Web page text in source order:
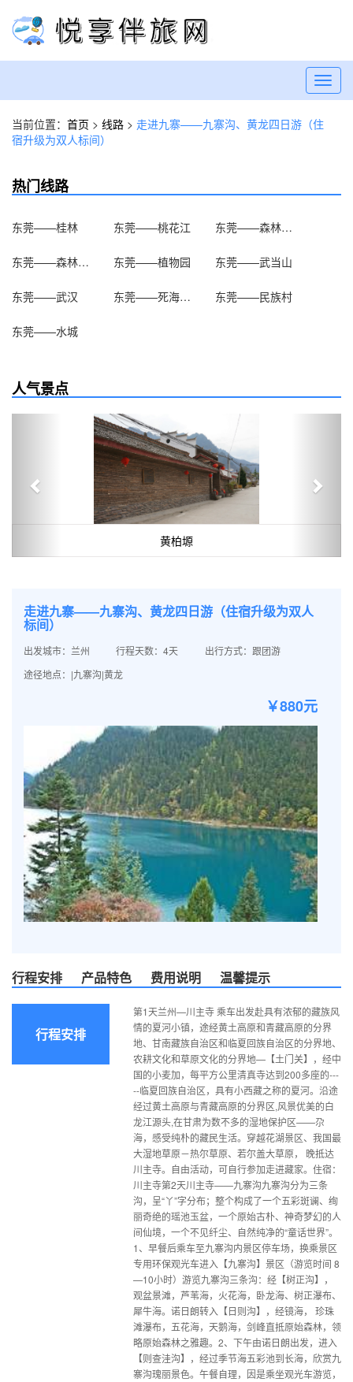
当前位置： 首页 > 线路 > 走进九寨——九寨沟、黄龙四日游（住
宿升级为双人标间）
热门线路
东莞——桂林 东莞——桃花江 东莞——森林小火车
东莞——森林温泉 东莞——植物园 东莞——武当山
东莞——武汉 东莞——死海漂浮 东莞——民族村
东莞——水城
人气景点
黄柏塬
Previous
走进九寨——九寨沟、黄龙四日游（住宿升级为双人
标间）
出发城市：兰州 行程天数：4天
出行方式：跟团游
途径地点：|九寨沟|黄龙
￥880元
行程安排 产品特色 费用说明 温馨提示
行程安排
第1天兰州—川主寺 乘车出发赴具有浓郁的藏族风
情的夏河小镇，途经黄土高原和青藏高原的分界
地、甘南藏族自治区和临夏回族自治区的分界地、
农耕文化和草原文化的分界地—【土门关】，经中
国的小麦加，每平方公里清真寺达到200多座的---
--临夏回族自治区，具有小西藏之称的夏河。沿途
经过黄土高原与青藏高原的分界区,风景优美的白
龙江源头,在甘肃为数不多的湿地保护区——尕
海，感受纯朴的藏民生活。穿越花湖景区、我国最
大湿地草原－热尔草原、若尔盖大草原， 晚抵达
川主寺。自由活动，可自行参加走进藏家。住宿：
川主寺第2天川主寺——九寨沟九寨沟分为三条
沟，呈“丫”字分布；整个构成了一个五彩斑谰、绚
丽奇绝的瑶池玉盆，一个原始古朴、神奇梦幻的人
间仙境，一个不见纤尘、自然纯净的“童话世界”。
1、早餐后乘车至九寨沟内景区停车场，换乘景区
专用环保观光车进入【九寨沟】景区（游览时间 8
—10小时）游览九寨沟三条沟：经【树正沟】，
观盆景滩，芦苇海，火花海，卧龙海、树正瀑布、
犀牛海。诺日朗转入【日则沟】，经镜海， 珍珠
滩瀑布，五花海，天鹅海，剑峰直抵原始森林，领
略原始森林之雅趣。2、下午由诺日朗出发，进入
【则查洼沟】，经过季节海五彩池到长海，欣赏九
寨沟瑰丽景色。午餐自理，因是乘坐观光车游览，